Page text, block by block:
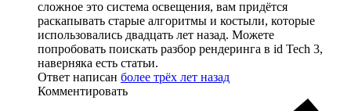
сложное это система освещения, вам придётся
раскапывать старые алгоритмы и костыли, которые
использовались двадцать лет назад. Можете
попробовать поискать разбор рендеринга в id Tech 3,
наверняка есть статьи.
Ответ написан более трёх лет назад
Комментировать